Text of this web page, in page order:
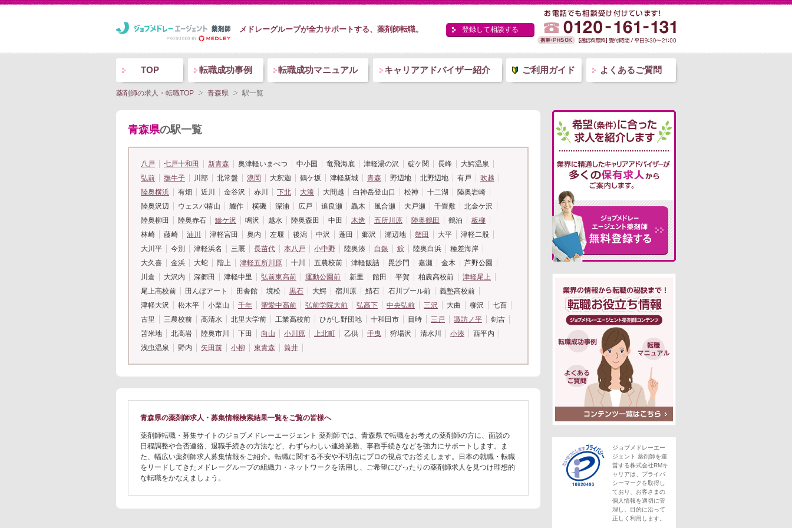
メドレーグループが全力サポートする、薬剤師転職。 登録して相談する
TOP 転職成功事例 転職成功マニュアル キャリアアドバイザー紹介 ご利用ガイド よくあるご質問
薬剤師の求人・転職TOP 青森県 駅一覧
青森県の駅一覧
八戸 七戸十和田 新青森 奥津軽いまべつ 中小国 竜飛海底 津軽湯の沢 碇ケ関 長峰
大鰐温泉
弘前
撫牛子 川部 北常盤 浪岡 大釈迦 鶴ケ坂 津軽新城 青森 野辺地 北野辺地 有戸
吹越
陸奥横浜
有畑 近川 金谷沢 赤川 下北 大湊 大間越 白神岳登山口 松神 十二湖
陸奥岩崎
陸奥沢辺
ウェスパ椿山 艫作 横磯 深浦 広戸 追良瀬 驫木 風合瀬 大戸瀬 千畳敷
北金ケ沢
陸奥柳田
陸奥赤石 鰺ケ沢 鳴沢 越水 陸奥森田 中田 木造 五所川原 陸奥鶴田 鶴泊
板柳
林崎
藤崎 油川 津軽宮田 奥内 左堰 後潟 中沢 蓬田 郷沢 瀬辺地 蟹田 大平
津軽二股
大川平
今別 津軽浜名 三厩 長苗代 本八戸 小中野 陸奥湊 白銀 鮫 陸奥白浜
種差海岸
大久喜
金浜 大蛇 階上 津軽五所川原 十川 五農校前 津軽飯詰 毘沙門 嘉瀬 金木
芦野公園
川倉
大沢内 深郷田 津軽中里 弘前東高前 運動公園前 新里 館田 平賀 柏農高校前
津軽尾上
尾上高校前
田んぼアート 田舎館 境松 黒石 大鰐 宿川原 鯖石 石川プール前
義塾高校前
津軽大沢
松木平 小栗山 千年 聖愛中高前 弘前学院大前 弘高下 中央弘前 三沢 大曲 柳沢
七百
古里
三農校前 高清水 北里大学前 工業高校前 ひがし野団地 十和田市 目時 三戸 諏訪ノ平
剣吉
苫米地
北高岩 陸奥市川 下田 向山 小川原 上北町 乙供 千曳 狩場沢 清水川 小湊
西平内
浅虫温泉
野内 矢田前 小柳 東青森 筒井
青森県の薬剤師求人・募集情報検索結果一覧をご覧の皆様へ
薬剤師転職・募集サイトのジョブメドレーエージェント 薬剤師では、青森県で転職をお考えの薬剤師の方に、面談の
日程調整や合否連絡、退職手続きの方法など、わずらわしい連絡業務、事務手続きなどを強力にサポートします。ま
た、幅広い薬剤師求人募集情報をご紹介。転職に関する不安や不明点にプロの視点でお答えします。日本の就職・転職
をリードしてきたメドレーグループの組織力・ネットワークを活用し、ご希望にぴったりの薬剤師求人を見つけ理想的
な転職をかなえましょう。
ジョブメドレーエー
ジェント 薬剤師を運
営する株式会社RMキ
ャリアは、プライバ
シーマークを取得し
ており、お客さまの
個人情報を適切に管
理し、目的に沿って
正しく利用します。